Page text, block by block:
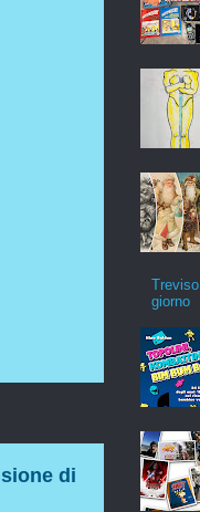
di
giorno